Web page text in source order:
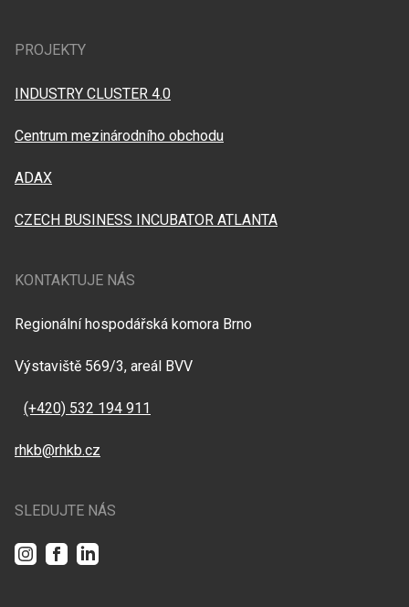
PROJEKTY
INDUSTRY CLUSTER 4.0
Centrum mezinárodního obchodu
ADAX
CZECH BUSINESS INCUBATOR ATLANTA
KONTAKTUJE NÁS
Regionální hospodářská komora Brno
Výstaviště 569/3, areál BVV
(+420) 532 194 911
rhkb@rhkb.cz
SLEDUJTE NÁS
InstagramFacebookLinkedIn